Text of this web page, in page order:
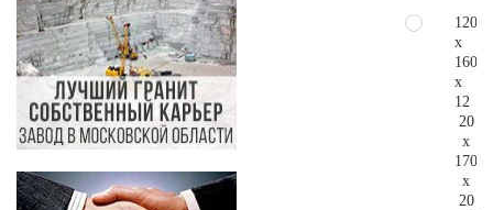
120
x
160
x
12
20
x
170
x
20